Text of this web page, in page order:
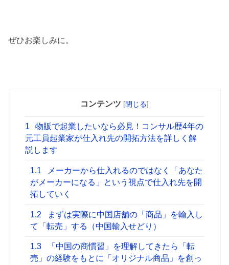
ぜひお楽しみに。
コンテンツ [閉じる]
1
物販で起業したいなら必見！コンサル歴4年の
元工員起業家が仕入れ先の開拓方法を詳しく解
説します
1.1
メーカーから仕入れるのではなく「あなた
がメーカーになる」という視点で仕入れ先を開
拓していく
1.2
まずは実際に中国店舗の「商品」を輸入し
て「転売」する（中国輸入せどり）
1.3
「中国の商慣習」を理解してきたら「転
売」の経験をもとに「オリジナル商品」を創っ